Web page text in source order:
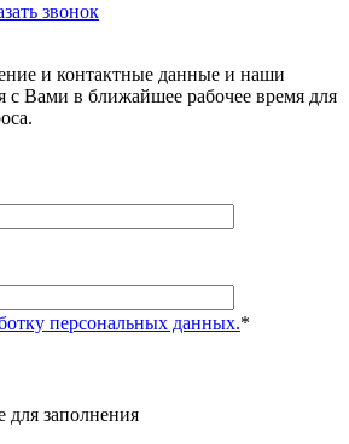
звонок
и контактные данные и наши
с Вами в ближайшее рабочее время для
персональных данных.*
для заполнения